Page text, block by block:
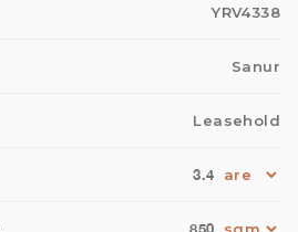
YRV4338
Sanur
Leasehold
3.4
850